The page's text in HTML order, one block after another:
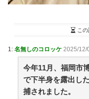
通算219勝のレジ
ーなし！球界の宝
強豪校のベンチ外
する野球部イジメ疑
な実態 / 2chまとめア
【画像あり】９歳
か、その情報だけで
テナ！ NEW! (8/9 02:49)
AHRA「DH導入が
こ
1: 名無しのコロッケ 2025/12/
今年11月、福岡市
で下半身を露出し
捕されました。